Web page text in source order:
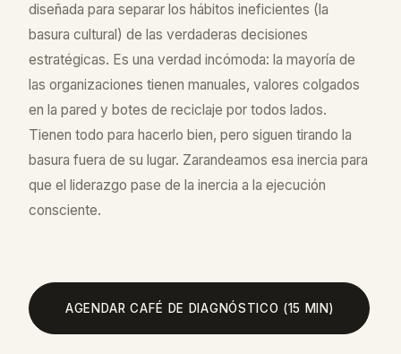
diseñada para separar los hábitos ineficientes (la
basura cultural) de las verdaderas decisiones
estratégicas. Es una verdad incómoda: la mayoría de
las organizaciones tienen manuales, valores colgados
en la pared y botes de reciclaje por todos lados.
Tienen todo para hacerlo bien, pero siguen tirando la
basura fuera de su lugar. Zarandeamos esa inercia para
que el liderazgo pase de la inercia a la ejecución
consciente.
AGENDAR CAFÉ DE DIAGNÓSTICO (15 MIN)